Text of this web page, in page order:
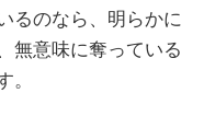
るのなら、明らかに
無意味に奪っている
。